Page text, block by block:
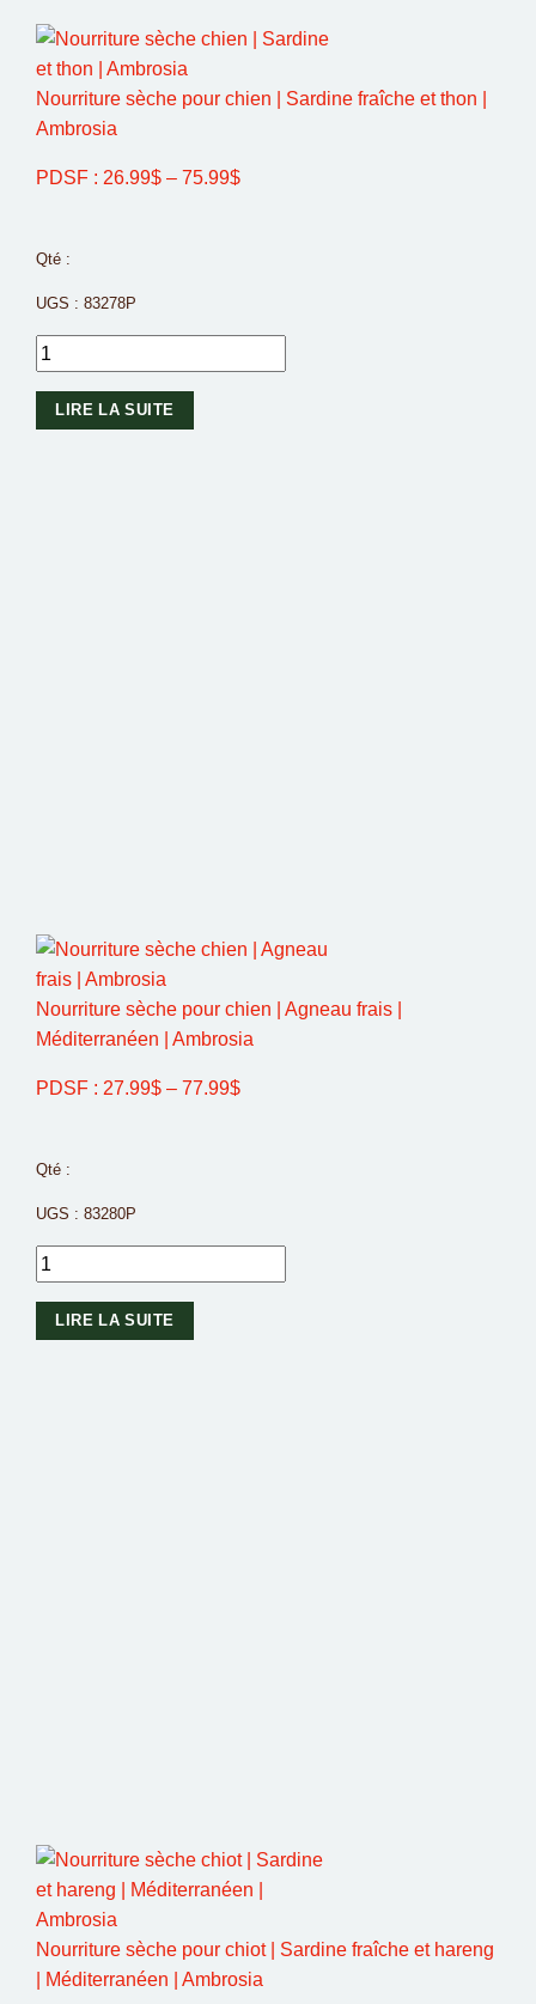
Nourriture sèche pour chien | Sardine fraîche et thon |
Ambrosia
PDSF : 26.99$ – 75.99$
Qté :
UGS : 83278P
LIRE LA SUITE
Nourriture sèche pour chien | Agneau frais |
Méditerranéen | Ambrosia
PDSF : 27.99$ – 77.99$
Qté :
UGS : 83280P
LIRE LA SUITE
Nourriture sèche pour chiot | Sardine fraîche et hareng
| Méditerranéen | Ambrosia